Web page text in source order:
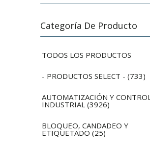
Categoría De Producto
TODOS LOS PRODUCTOS
- PRODUCTOS SELECT - (733)
AUTOMATIZACIÓN Y CONTROL
INDUSTRIAL (3926)
BLOQUEO, CANDADEO Y
ETIQUETADO (25)